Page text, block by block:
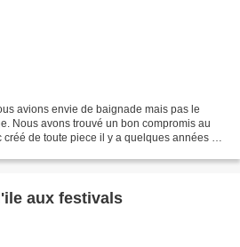
avions envie de baignade mais pas le
Nous avons trouvé un bon compromis au
de toute piece il y a quelques années est
aux festivals